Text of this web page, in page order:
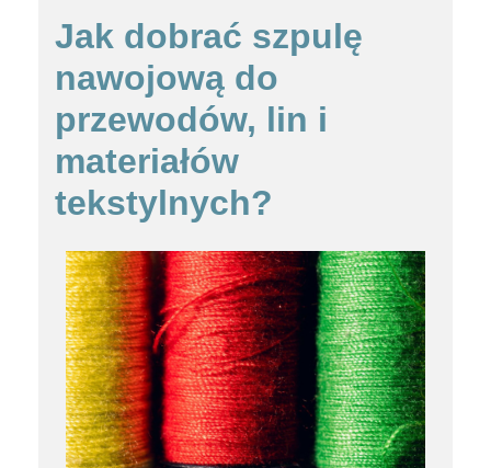
Jak dobrać szpulę
nawojową do
przewodów, lin i
materiałów
tekstylnych?